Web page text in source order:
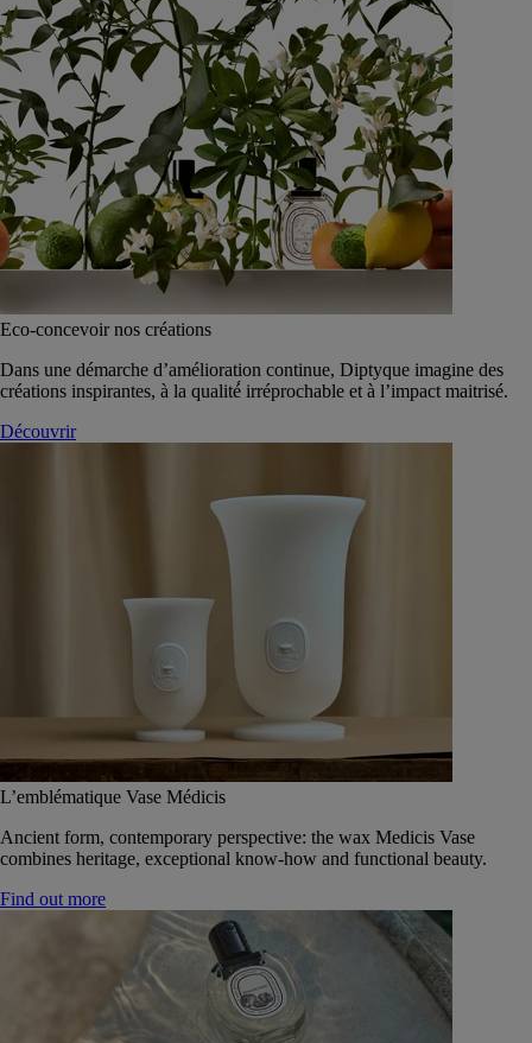
Eco-concevoir nos créations
Dans une démarche d’amélioration continue, Diptyque imagine des
créations inspirantes, à la qualité́ irréprochable et à l’impact maitrisé.
Découvrir
L’emblématique Vase Médicis
Ancient form, contemporary perspective: the wax Medicis Vase
combines heritage, exceptional know-how and functional beauty.
Find out more